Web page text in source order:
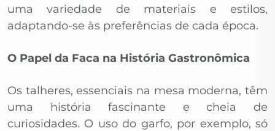
uma variedade de materiais e estilos,
adaptando-se às preferências de cada época.
O Papel da Faca na História Gastronômica
Os talheres, essenciais na mesa moderna, têm
uma história fascinante e cheia de
curiosidades. O uso do garfo, por exemplo, só